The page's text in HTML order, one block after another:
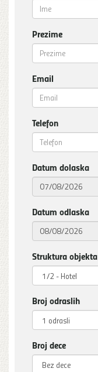
Prezime
Email
Telefon
Datum dolaska
Datum odlaska
Struktura objekta
Broj odraslih
Broj dece